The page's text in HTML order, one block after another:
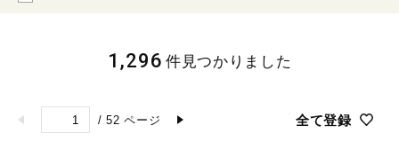
/ 52 ページ 全て登録
1,296 件見つかりました